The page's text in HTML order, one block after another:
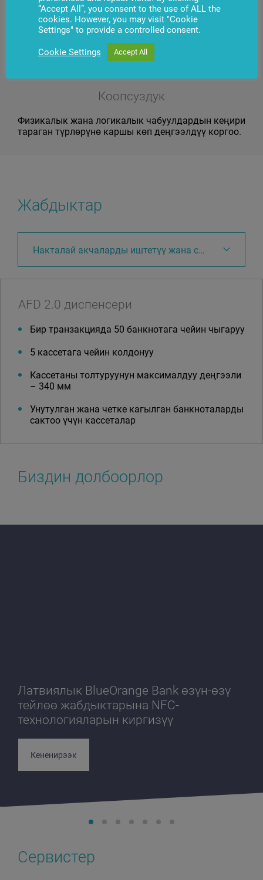
Коопсуздук
Физикалык жана логикалык чабуулдардын кеңири
тараган түрлөрүнө каршы көп деңгээлдүү коргоо.
Жабдыктар
Накталай акчаларды иштетүү жана сактоо
AFD 2.0 диспенсери
Бир транзакцияда 50 банкнотага чейин чыгаруу
5 кассетага чейин колдонуу
Кассетаны толтуруунун максималдуу деңгээли
– 340 мм
Унутулган жана четке кагылган банкноталарды
сактоо үчүн кассеталар
Биздин долбоорлор
Латвиялык BlueOrange Bank өзүн-өзү
тейлөө жабдыктарына NFC-
технологияларын киргизүү
Кененирээк
Сервистер
“Accept All”, you consent to the use of ALL the
cookies. However, you may visit "Cookie
Settings" to provide a controlled consent.
Cookie Settings Accept All